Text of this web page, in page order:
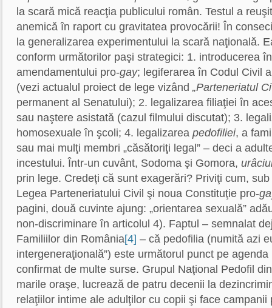
la scară mică reacţia publicului român. Testul a
anemică în raport cu gravitatea provocării! În
la generalizarea experimentului la scară naţională.
conform următorilor paşi strategici: 1. introducerea
amendamentului pro-gay; legiferarea în Codul Civil
(vezi actualul proiect de lege vizând „Parteneriatul
permanent al Senatului); 2. legalizarea filiaţiei în
sau naştere asistată (cazul filmului discutat); 3.
homosexuale în şcoli; 4. legalizarea pedofiliei, a
sau mai mulţi membri „căsătoriţi legal” – deci a
incestului. Într-un cuvânt, Sodoma şi Gomora,
prin lege. Credeţi că sunt exagerări? Priviţi cum,
Legea Parteneriatului Civil şi noua Constituţie pro-
pagini, două cuvinte ajung: „orientarea sexuală”
non-discriminare în articolul 4). Faptul – semnalat
Familiilor din România[4] – că pedofilia (numită azi
intergeneraţională”) este următorul punct pe
confirmat de multe surse. Grupul Naţional Pedofil
marile oraşe, lucrează de patru decenii la
relaţiilor intime ale adulţilor cu copii şi face campanii